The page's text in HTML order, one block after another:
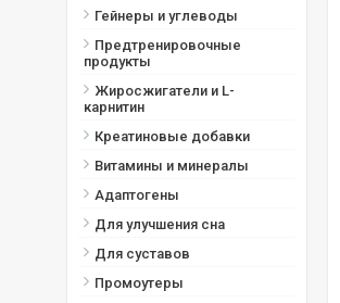
Гейнеры и углеводы
Предтренировочные
продукты
Жиросжигатели и L-
карнитин
Креатиновые добавки
Витамины и минералы
Адаптогены
Для улучшения сна
Для суставов
Промоутеры